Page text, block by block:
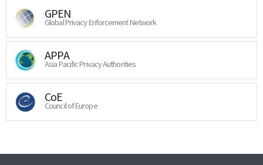
GPEN
Global Privacy Enforcement Network
APPA
Asia Pacific Privacy Authorities
CoE
Council of Europe